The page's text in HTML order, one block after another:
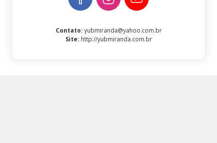
Contato: yubmiranda@yahoo.com.br
Site: http://yubmiranda.com.br